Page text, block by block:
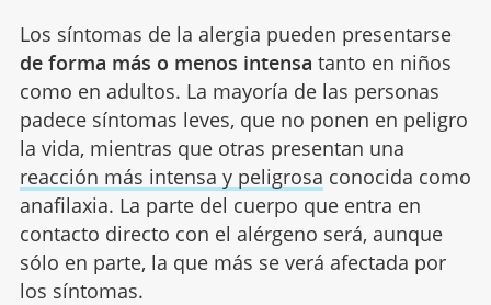
Los síntomas de la alergia pueden presentarse
de forma más o menos intensa tanto en niños
como en adultos. La mayoría de las personas
padece síntomas leves, que no ponen en peligro
la vida, mientras que otras presentan una
reacción más intensa y peligrosa conocida como
anafilaxia. La parte del cuerpo que entra en
contacto directo con el alérgeno será, aunque
sólo en parte, la que más se verá afectada por
los síntomas.